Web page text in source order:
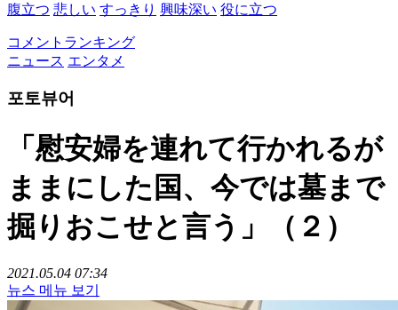
腹立つ 悲しい すっきり 興味深い 役に立つ
コメントランキング
ニュース エンタメ
포토뷰어
「慰安婦を連れて行かれるが
ままにした国、今では墓まで
掘りおこせと言う」（２）
2021.05.04 07:34
뉴스 메뉴 보기